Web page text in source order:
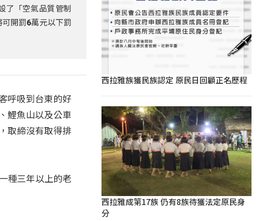
了「空氣品質管制
開罰6萬元以下罰
呼吸到台東的好
鯉魚山以及公車
取締沒有取得排
種三年以上的老
西拉雅族獲民族認定 原民日回顧正名歷程
西拉雅成第17族 仍有8族待獲法定原民身
分